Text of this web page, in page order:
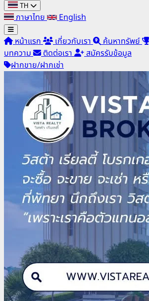
TH
ภาษาไทย
English
หน้าแรก
เกี่ยวกับเรา ค้นหาทรัพย์
บทความ
ติดต่อเรา
สมัครรับข้อมูล
ฝากขาย/ฝากเช่า